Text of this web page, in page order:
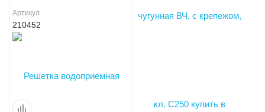
Артикул
210452